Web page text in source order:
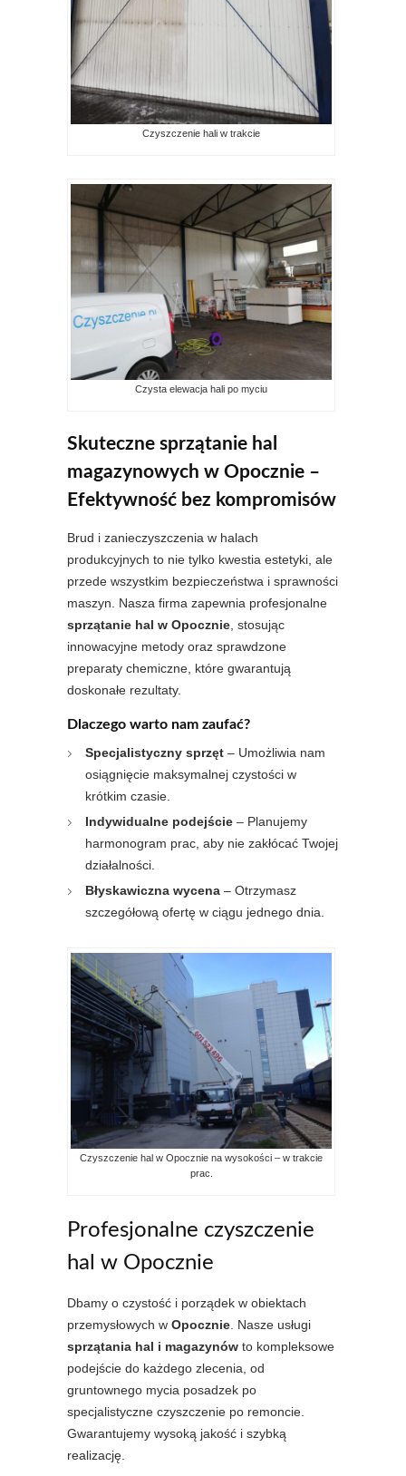
Czyszczenie hali w trakcie
Czysta elewacja hali po myciu
Skuteczne sprzątanie hal
magazynowych w Opocznie –
Efektywność bez kompromisów
Brud i zanieczyszczenia w halach
produkcyjnych to nie tylko kwestia estetyki, ale
przede wszystkim bezpieczeństwa i sprawności
maszyn. Nasza firma zapewnia profesjonalne
sprzątanie hal w Opocznie , stosując
innowacyjne metody oraz sprawdzone
preparaty chemiczne, które gwarantują
doskonałe rezultaty.
Dlaczego warto nam zaufać?
Specjalistyczny sprzęt – Umożliwia nam
osiągnięcie maksymalnej czystości w
krótkim czasie.
Indywidualne podejście – Planujemy
harmonogram prac, aby nie zakłócać Twojej
działalności.
Błyskawiczna wycena – Otrzymasz
szczegółową ofertę w ciągu jednego dnia.
Czyszczenie hal w Opocznie na wysokości – w trakcie
prac.
Profesjonalne czyszczenie
hal w Opocznie
Dbamy o czystość i porządek w obiektach
przemysłowych w Opocznie . Nasze usługi
sprzątania hal i magazynów to kompleksowe
podejście do każdego zlecenia, od
gruntownego mycia posadzek po
specjalistyczne czyszczenie po remoncie.
Gwarantujemy wysoką jakość i szybką
realizację.